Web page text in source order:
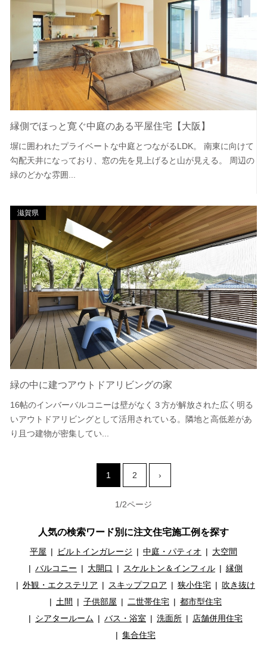
縁側でほっと寛ぐ中庭のある平屋住宅【大阪】
塀に囲われたプライベートな中庭とつながるLDK。 南東に向けて
勾配天井になっており、窓の先を見上げると山が見える。 周辺の
緑のどかな雰囲...
滋賀県
緑の中に建つアウトドアリビングの家
16帖のインバーバルコニーは壁がなく３方が解放された広く明る
いアウトドアリビングとして活用されている。隣地と高低差があ
り且つ建物が密集してい...
1 2 ›
1/2ページ
人気の検索ワード別に注文住宅施工例を探す
平屋 ビルトインガレージ 中庭・パティオ
大空間
バルコニー
大開口 スケルトン＆インフィル
縁側
外観・エクステリア
スキップフロア 狭小住宅
吹き抜け
土間
子供部屋 二世帯住宅
都市型住宅
シアタールーム
バス・浴室 洗面所
店舗併用住宅
集合住宅